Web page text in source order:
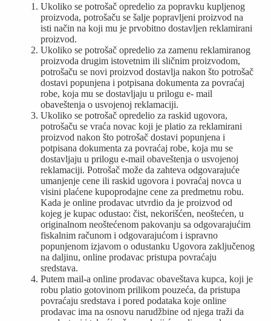
Ukoliko se potrošač opredelio za popravku kupljenog
proizvoda, potrošaču se šalje popravljeni proizvod na
isti način na koji mu je prvobitno dostavljen reklamirani
proizvod.
Ukoliko se potrošač opredelio za zamenu reklamiranog
proizvoda drugim istovetnim ili sličnim proizvodom,
potrošaču se novi proizvod dostavlja nakon što potrošač
dostavi popunjena i potpisana dokumenta za povraćaj
robe, koja mu se dostavljaju u prilogu e- mail
obaveštenja o usvojenoj reklamaciji.
Ukoliko se potrošač opredelio za raskid ugovora,
potrošaču se vraća novac koji je platio za reklamirani
proizvod nakon što potrošač dostavi popunjena i
potpisana dokumenta za povraćaj robe, koja mu se
dostavljaju u prilogu e-mail obaveštenja o usvojenoj
reklamaciji. Potrošač može da zahteva odgovarajuće
umanjenje cene ili raskid ugovora i povraćaj novca u
visini plaćene kupoprodajne cene za predmetnu robu.
Kada je online prodavac utvrdio da je proizvod od
kojeg je kupac odustao: čist, nekorišćen, neoštećen, u
originalnom neoštećenom pakovanju sa odgovarajućim
fiskalnim računom i odgovarajućom i ispravno
popunjenom izjavom o odustanku Ugovora zaključenog
na daljinu, online prodavac pristupa povraćaju
sredstava.
Putem mail-a online prodavac obaveštava kupca, koji je
robu platio gotovinom prilikom pouzeća, da pristupa
povraćaju sredstava i pored podataka koje online
prodavac ima na osnovu narudžbine od njega traži da